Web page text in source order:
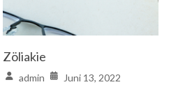
Zöliakie
admin Juni 13, 2022